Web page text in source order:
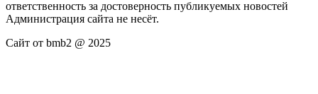
ответственность за достоверность публикуемых новостей
Администрация сайта не несёт.
Сайт от bmb2 @ 2025